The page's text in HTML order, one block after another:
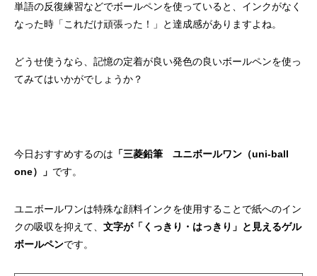
単語の反復練習などでボールペンを使っていると、インクがなく
なった時「これだけ頑張った！」と達成感がありますよね。
どうせ使うなら、記憶の定着が良い発色の良いボールペンを使っ
てみてはいかがでしょうか？
今日おすすめするのは 「三菱鉛筆 ユニボールワン（uni-ball
one）」 です。
ユニボールワンは特殊な顔料インクを使用することで紙へのイン
クの吸収を抑えて、 文字が「くっきり・はっきり」と見えるゲル
ボールペンです。